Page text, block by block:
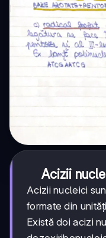
Acizii
Acizii nucleici
formate din
Există doi acizi